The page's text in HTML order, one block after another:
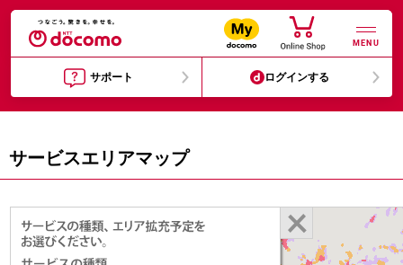
MENU
サポート ログインする
サービスエリアマップ